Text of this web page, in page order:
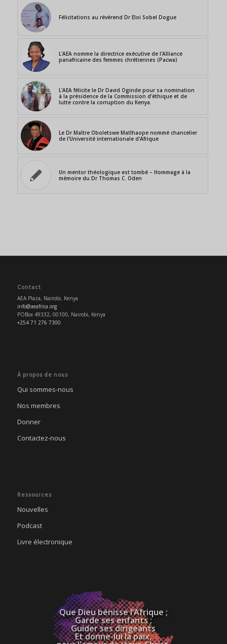
Félicitations au révérend Dr Eloi Sobel Dogue
L'AEA nomme la directrice exécutive de l'Alliance
panafricaine des femmes chrétiennes (Pacwa)
L'AEA félicite le Dr David Oginde pour sa nomination
à la présidence de la Commission d'éthique et de
lutte contre la corruption du Kenya.
Le Dr Maître Oboletswe Matlhaope nommé chancelier
de l'Université internationale d'Afrique
Un mentor théologique est tombé – Hommage à la
mémoire du Dr Thomas C. Oden
Contact
AEA Plaza, Nairobi, Kenya
info@aeafrica.org
POBox 49332, 00100, Nairobi, Kenya
+254 71 276 7300
À propos de nous
Qui sommes-nous
Nos membres
Donner
Contactez-nous
Ressources
Nouvelles
Podcast
Livre électronique
Que Dieu bénisse l’Afrique ;
Garde ses enfants ;
Guider ses dirigeants
Et donne-lui la paix,